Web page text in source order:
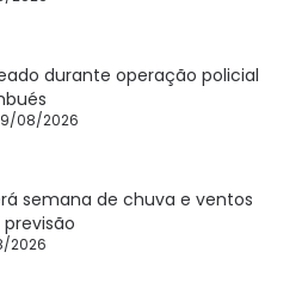
durante operação policial
08/2026
semana de chuva e ventos
2026